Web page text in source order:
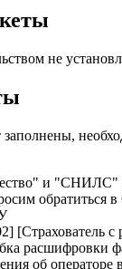
не
заполнены,
и "СНИЛС"
обратиться
расшифровки
об операторе